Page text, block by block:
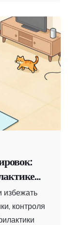
избежать
контроля